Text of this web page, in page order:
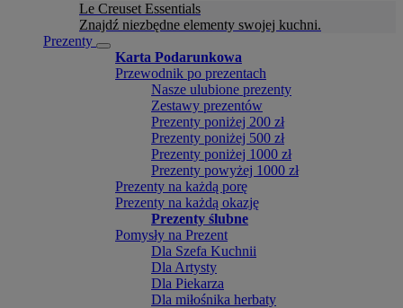
Le Creuset Essentials
Znajdź niezbędne elementy swojej kuchni.
Prezenty
Karta Podarunkowa
Przewodnik po prezentach
Nasze ulubione prezenty
Zestawy prezentów
Prezenty poniżej 200 zł
Prezenty poniżej 500 zł
Prezenty poniżej 1000 zł
Prezenty powyżej 1000 zł
Prezenty na każdą porę
Prezenty na każdą okazję
Prezenty ślubne
Pomysły na Prezent
Dla Szefa Kuchnii
Dla Artysty
Dla Piekarza
Dla miłośnika herbaty